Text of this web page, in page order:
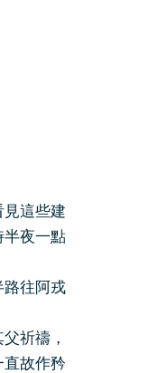
這些建
半夜一點
路往阿戎
祈禱，
故作矜